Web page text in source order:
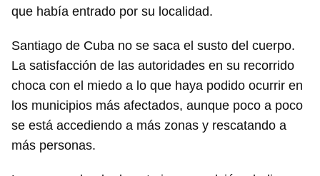
que había entrado por su localidad.
Santiago de Cuba no se saca el susto del cuerpo.
La satisfacción de las autoridades en su recorrido
choca con el miedo a lo que haya podido ocurrir en
los municipios más afectados, aunque poco a poco
se está accediendo a más zonas y rescatando a
más personas.